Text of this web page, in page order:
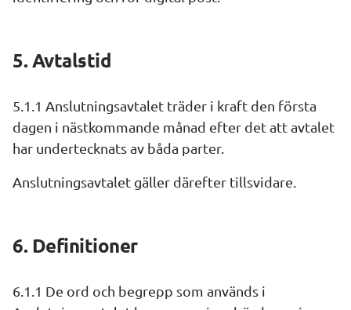
5. Avtalstid
5.1.1 Anslutningsavtalet träder i kraft den första
dagen i nästkommande månad efter det att avtalet
har undertecknats av båda parter.
Anslutningsavtalet gäller därefter tillsvidare.
6. Definitioner
6.1.1 De ord och begrepp som används i